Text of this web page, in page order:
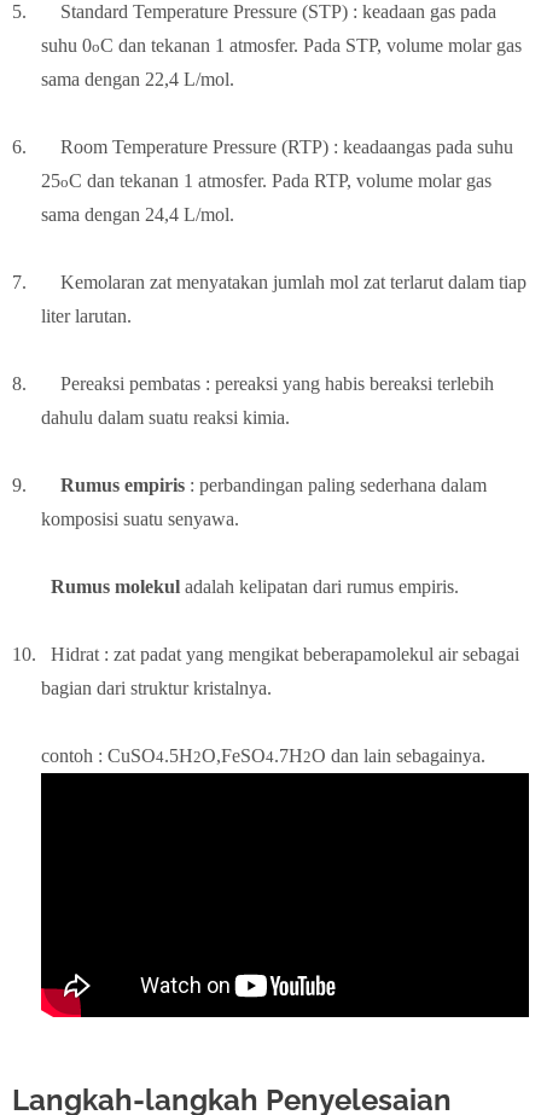
5.
Standard Temperature Pressure (STP) : keadaan gas pada
suhu 0oC dan tekanan 1 atmosfer. Pada STP, volume molar gas
sama dengan 22,4 L/mol.
6.
Room Temperature Pressure (RTP) : keadaangas pada suhu
25oC dan tekanan 1 atmosfer. Pada RTP, volume molar gas
sama dengan 24,4 L/mol.
7.
Kemolaran zat menyatakan jumlah mol zat terlarut dalam tiap
liter larutan.
8.
Pereaksi pembatas : pereaksi yang habis bereaksi terlebih
dahulu dalam suatu reaksi kimia.
9. Rumus empiris : perbandingan paling sederhana dalam
komposisi suatu senyawa.
Rumus molekul adalah kelipatan dari rumus empiris.
10.
Hidrat : zat padat yang mengikat beberapamolekul air sebagai
bagian dari struktur kristalnya.
contoh : CuSO4.5H2O,FeSO4.7H2O dan lain sebagainya.
Langkah-langkah Penyelesaian